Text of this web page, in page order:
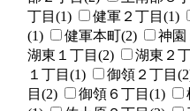
丁目(1)
健軍２丁目(1)
(1)
健軍本町(2) 神園
湖東１丁目(2)
湖東２
１丁目(1)
御領２丁目
目(2)
御領６丁目(1)